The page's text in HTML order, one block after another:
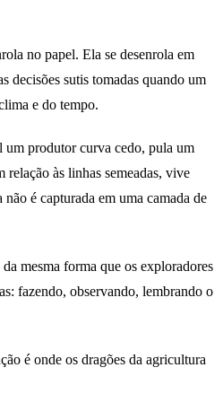
no papel. Ela se desenrola em
decisões sutis tomadas quando um
e do tempo.
produtor curva cedo, pula um
às linhas semeadas, vive
é capturada em uma camada de
mesma forma que os exploradores
fazendo, observando, lembrando o
é onde os dragões da agricultura